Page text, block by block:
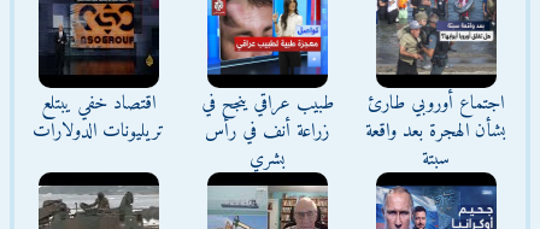
اجتماع أوروبي طارئ
بشأن الهجرة بعد واقعة
سبتة
طبيب عراقي ينجح في
زراعة أنف في رأس
بشري
اقتصاد خفي يبتلع
تريليونات الدولارات